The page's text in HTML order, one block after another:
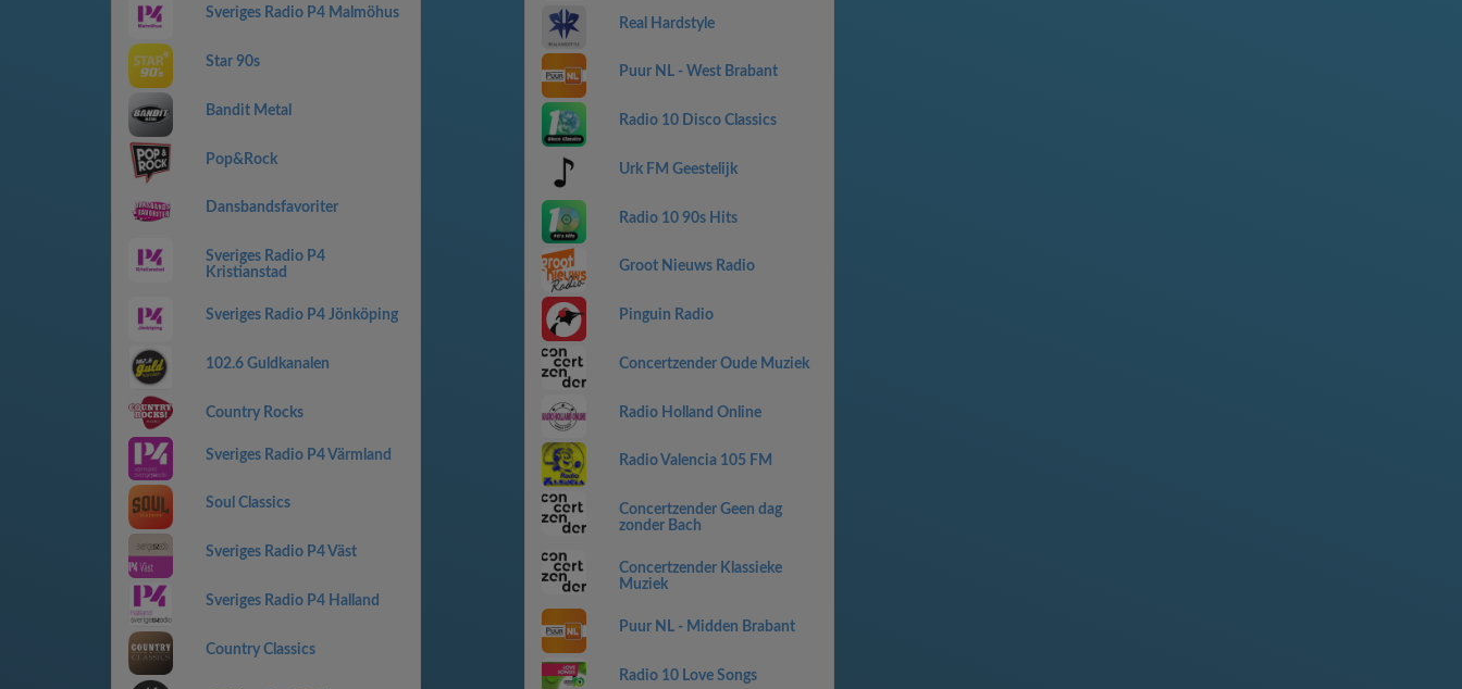
Sveriges Radio P4 Malmöhus
Star 90s
Bandit Metal
Pop&Rock
Dansbandsfavoriter
Sveriges Radio P4
Kristianstad
Sveriges Radio P4 Jönköping
102.6 Guldkanalen
Country Rocks
Sveriges Radio P4 Värmland
Soul Classics
Sveriges Radio P4 Väst
Sveriges Radio P4 Halland
Country Classics
Real Hardstyle
Puur NL - West Brabant
Radio 10 Disco Classics
Urk FM Geestelijk
Radio 10 90s Hits
Groot Nieuws Radio
Pinguin Radio
Concertzender Oude Muziek
Radio Holland Online
Radio Valencia 105 FM
Concertzender Geen dag
zonder Bach
Concertzender Klassieke
Muziek
Puur NL - Midden Brabant
Radio 10 Love Songs